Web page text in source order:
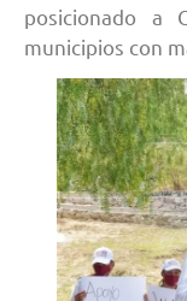
posicionado a
municipios con